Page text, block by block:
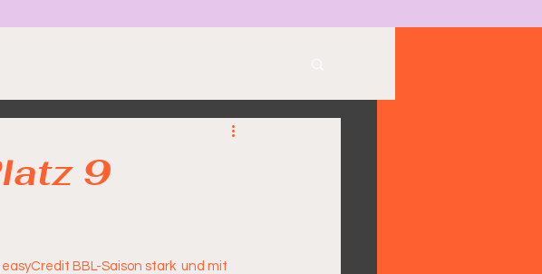
9
BBL-Saison stark  und mit